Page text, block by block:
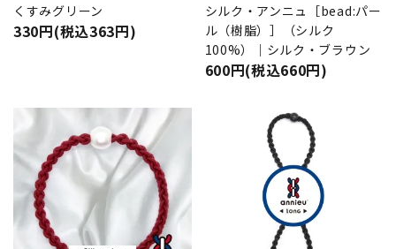
くすみグリーン
330円(税込363円)
シルク・アンニュ［bead:パー
ル（樹脂）］（シルク
100%）｜シルク・ブラウン
600円(税込660円)